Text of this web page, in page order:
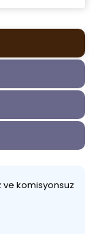
ve komisyonsuz